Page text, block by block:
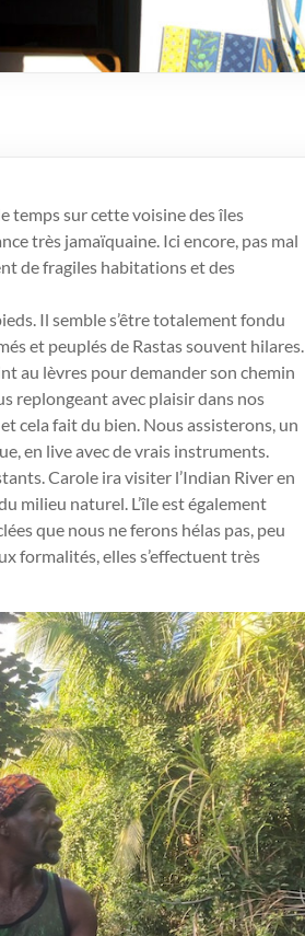
temps sur cette voisine des îles
très jamaïquaine. Ici encore, pas mal
de fragiles habitations et des
Il semble s’être totalement fondu
et peuplés de Rastas souvent hilares.
au lèvres pour demander son chemin
replongeant avec plaisir dans nos
cela fait du bien. Nous assisterons, un
en live avec de vrais instruments.
Carole ira visiter l’Indian River en
milieu naturel. L’île est également
que nous ne ferons hélas pas, peu
formalités, elles s’effectuent très